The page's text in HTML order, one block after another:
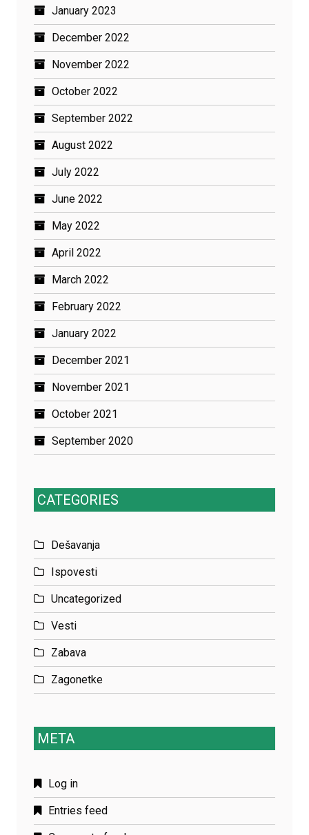
January 2023
December 2022
November 2022
October 2022
September 2022
August 2022
July 2022
June 2022
May 2022
April 2022
March 2022
February 2022
January 2022
December 2021
November 2021
October 2021
September 2020
CATEGORIES
Dešavanja
Ispovesti
Uncategorized
Vesti
Zabava
Zagonetke
META
Log in
Entries feed